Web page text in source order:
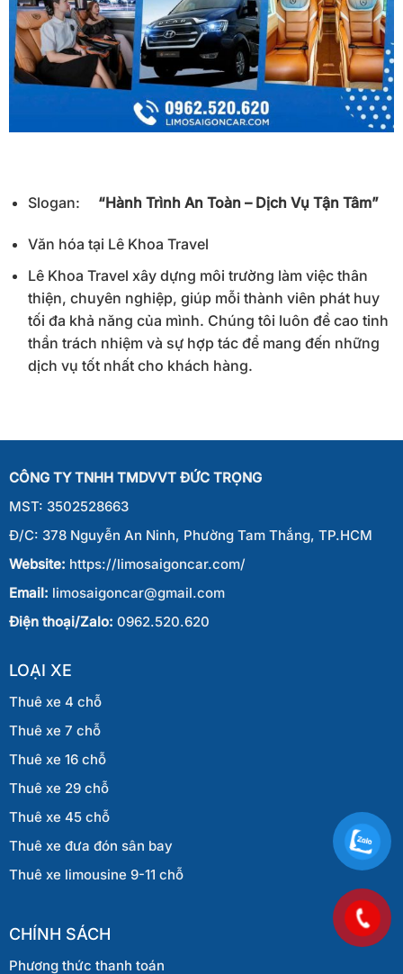
Slogan: “Hành Trình An Toàn – Dịch Vụ Tận Tâm”
Văn hóa tại Lê Khoa Travel
Lê Khoa Travel xây dựng môi trường làm việc thân
thiện, chuyên nghiệp, giúp mỗi thành viên phát huy
tối đa khả năng của mình. Chúng tôi luôn đề cao tinh
thần trách nhiệm và sự hợp tác để mang đến những
dịch vụ tốt nhất cho khách hàng.
CÔNG TY TNHH TMDVVT ĐỨC TRỌNG
MST: 3502528663
Đ/C: 378 Nguyễn An Ninh, Phường Tam Thắng, TP.HCM
Website: https://limosaigoncar.com/
Email: limosaigoncar@gmail.com
Điện thoại/Zalo: 0962.520.620
LOẠI XE
Thuê xe 4 chỗ
Thuê xe 7 chỗ
Thuê xe 16 chỗ
Thuê xe 29 chỗ
Thuê xe 45 chỗ
Thuê xe đưa đón sân bay
Thuê xe limousine 9-11 chỗ
CHÍNH SÁCH
Phương thức thanh toán